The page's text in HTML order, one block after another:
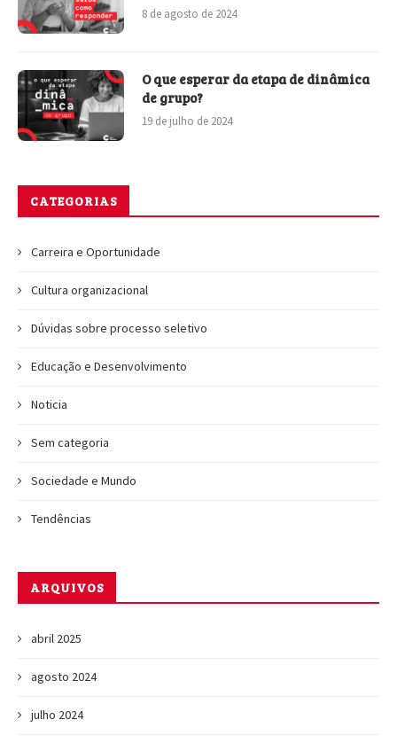
8 de agosto de 2024
O que esperar da etapa de dinâmica
de grupo?
19 de julho de 2024
CATEGORIAS
Carreira e Oportunidade
Cultura organizacional
Dúvidas sobre processo seletivo
Educação e Desenvolvimento
Noticia
Sem categoria
Sociedade e Mundo
Tendências
ARQUIVOS
abril 2025
agosto 2024
julho 2024